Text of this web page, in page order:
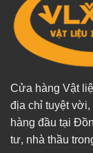
Cửa hàng Vật
địa chỉ tuyệt
hàng đầu tại
tư, nhà thầu